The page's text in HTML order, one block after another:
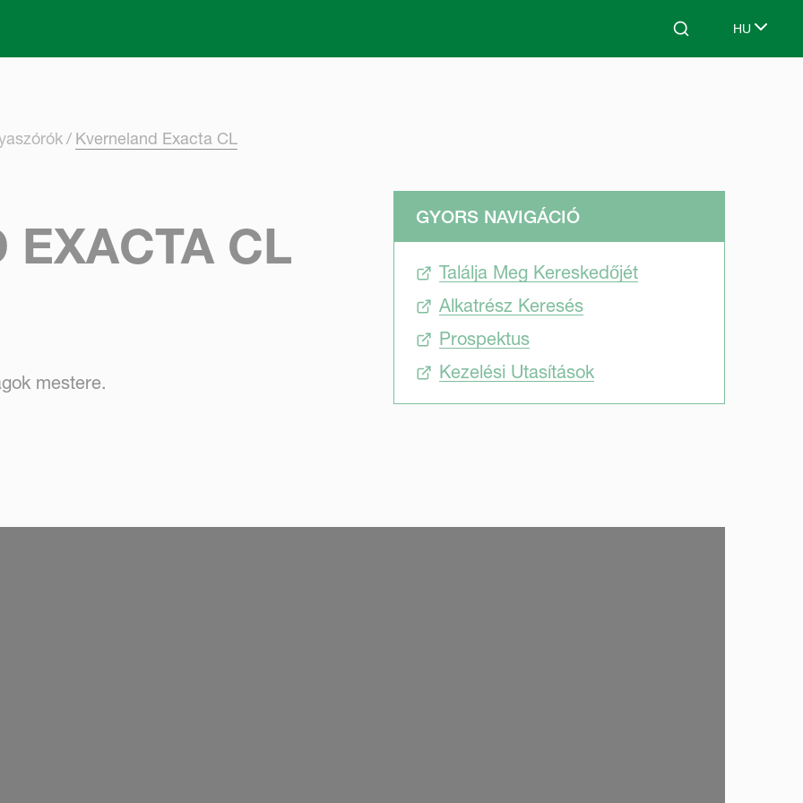
Search HU
Select
Kverneland Exacta CL
EXACTA CL
mestere.
GYORS NAVIGÁCIÓ
Találja Meg Kereskedőjét
Alkatrész Keresés
Prospektus
Kezelési Utasítások